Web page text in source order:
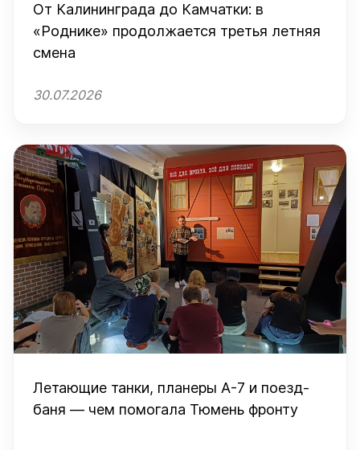
От Калининграда до Камчатки: в
«Роднике» продолжается третья летняя
смена
30.07.2026
Летающие танки, планеры А-7 и поезд-
баня — чем помогала Тюмень фронту